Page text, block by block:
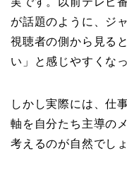
が話題のように、ジ
視聴者の側から見る
い」と感じやすくな
しかし実際には、仕
軸を自分たち主導の
考えるのが自然でしょ